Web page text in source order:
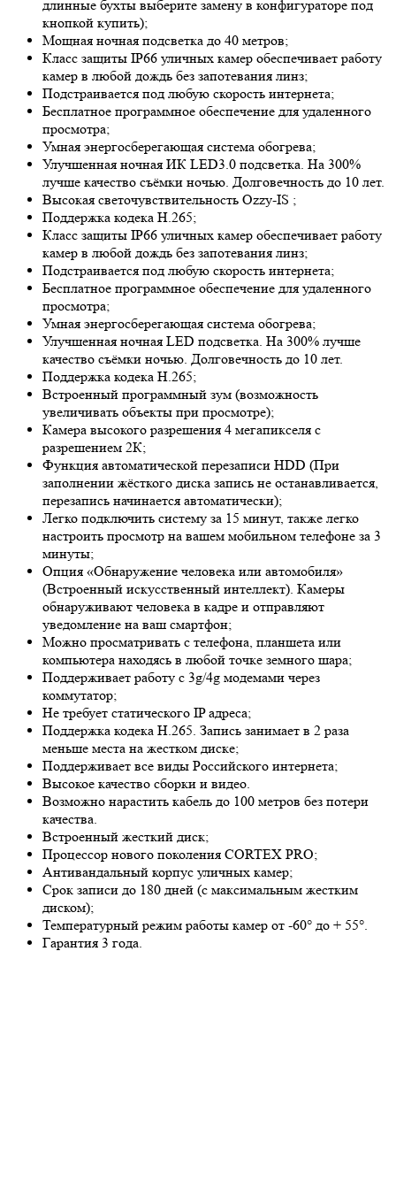
длинные бухты выберите замену в конфигураторе под
кнопкой купить);
Мощная ночная подсветка до 40 метров;
Класс защиты IP66 уличных камер обеспечивает работу
камер в любой дождь без запотевания линз;
Подстраивается под любую скорость интернета;
Бесплатное программное обеспечение для удаленного
просмотра;
Умная энергосберегающая система обогрева;
Улучшенная ночная ИК LED3.0 подсветка. На 300%
лучше качество съёмки ночью. Долговечность до 10 лет.
Высокая светочувствительность Ozzy-IS ;
Поддержка кодека H.265;
Класс защиты IP66 уличных камер обеспечивает работу
камер в любой дождь без запотевания линз;
Подстраивается под любую скорость интернета;
Бесплатное программное обеспечение для удаленного
просмотра;
Умная энергосберегающая система обогрева;
Улучшенная ночная LED подсветка. На 300% лучше
качество съёмки ночью. Долговечность до 10 лет.
Поддержка кодека H.265;
Встроенный программный зум (возможность
увеличивать объекты при просмотре);
Камера высокого разрешения 4 мегапикселя с
разрешением 2К;
Функция автоматической перезаписи HDD (При
заполнении жёсткого диска запись не останавливается,
перезапись начинается автоматически);
Легко подключить систему за 15 минут, также легко
настроить просмотр на вашем мобильном телефоне за 3
минуты;
Опция «Обнаружение человека или автомобиля»
(Встроенный искусственный интеллект). Камеры
обнаруживают человека в кадре и отправляют
уведомление на ваш смартфон;
Можно просматривать с телефона, планшета или
компьютера находясь в любой точке земного шара;
Поддерживает работу с 3g/4g модемами через
коммутатор;
Не требует статического IP адреса;
Поддержка кодека H.265. Запись занимает в 2 раза
меньше места на жестком диске;
Поддерживает все виды Российского интернета;
Высокое качество сборки и видео.
Возможно нарастить кабель до 100 метров без потери
качества.
Встроенный жесткий диск;
Процессор нового поколения CORTEX PRO;
Антивандальный корпус уличных камер;
Срок записи до 180 дней (с максимальным жестким
диском);
Температурный режим работы камер от -60° до + 55°.
Гарантия 3 года.